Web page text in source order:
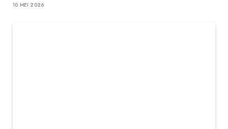
10 MEI 2026